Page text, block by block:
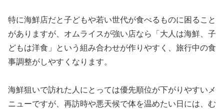
特に海鮮店だと子どもや若い世代が食べるものに困ること
がありますが、オムライスが強い店なら「大人は海鮮、子
どもは洋食」という組み合わせが作りやすく、旅行中の食
事調整がしやすくなります。
海鮮狙いで訪れた人にとっては優先順位が下がりやすいメ
ニューですが、再訪時や悪天候で体を温めたい日には、む